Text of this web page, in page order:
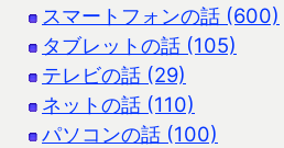
スマートフォンの話 (600)
タブレットの話 (105)
テレビの話 (29)
ネットの話 (110)
パソコンの話 (100)